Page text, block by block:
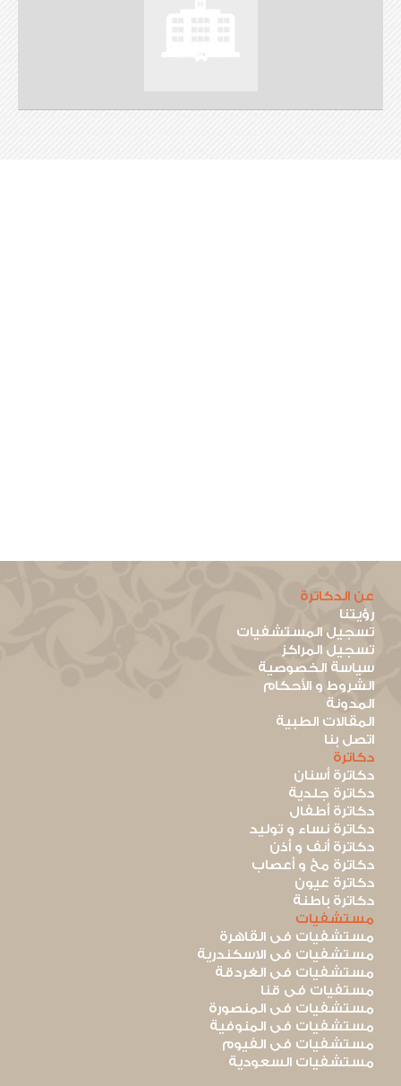
عن الدكاترة
رؤيتنا
تسجيل المستشفيات
تسجيل المراكز
سياسة الخصوصية
الشروط و الأحكام
المدونة
المقالات الطبية
اتصل بنا
دكاترة
دكاترة أسنان
دكاترة جلدية
دكاترة أطفال
دكاترة نساء و توليد
دكاترة أنف و أذن
دكاترة مخ و أعصاب
دكاترة عيون
دكاترة باطنة
مستشفيات
مستشفيات فى القاهرة
مستشفيات فى الاسكندرية
مستشفيات فى الغردقة
مستفيات فى قنا
مستشفيات فى المنصورة
مستشفيات فى المنوفية
مستشفيات فى الفيوم
مستشفيات السعودية